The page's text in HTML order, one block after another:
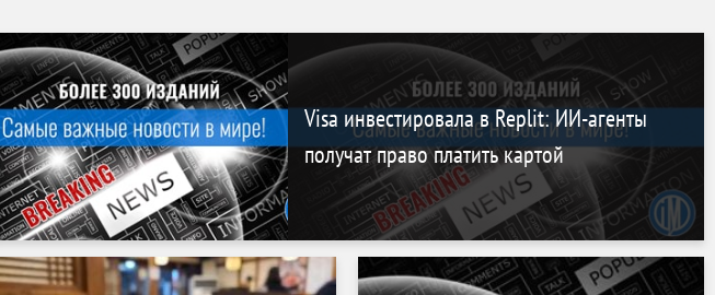
Visa инвестировала в Replit: ИИ-агенты
получат право платить картой